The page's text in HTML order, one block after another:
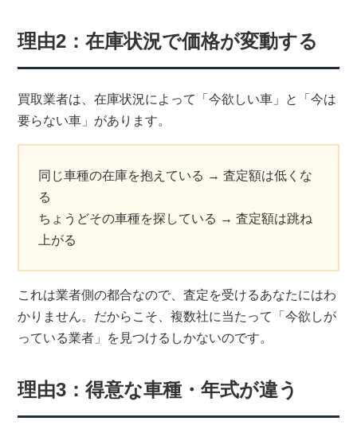
理由2：在庫状況で価格が変動する
買取業者は、在庫状況によって「今欲しい車」と「今は
要らない車」があります。
同じ車種の在庫を抱えている → 査定額は低くな
る
ちょうどその車種を探している → 査定額は跳ね
上がる
これは業者側の都合なので、査定を受けるあなたにはわ
かりません。だからこそ、複数社に当たって「今欲しが
っている業者」を見つけるしかないのです。
理由3：得意な車種・年式が違う